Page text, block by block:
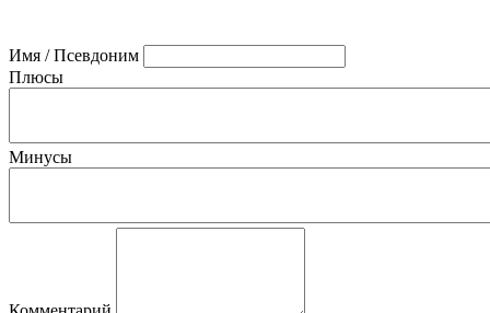
Имя / Псевдоним
Плюсы
Минусы